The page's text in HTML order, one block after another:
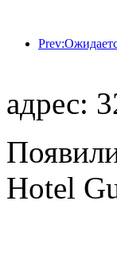
адрес:
Hotel